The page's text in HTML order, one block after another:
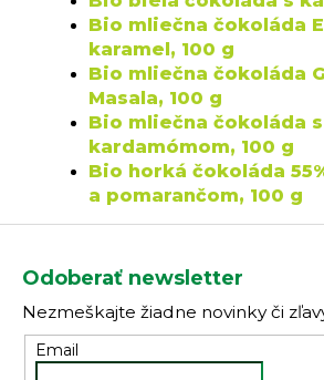
Bio mliečna čokoláda
karamel, 100 g
Bio mliečna čokoláda
Masala, 100 g
Bio mliečna čokoláda s
kardamómom, 100 g
Bio horká čokoláda
a pomarančom, 100 g
Odoberať newsletter
Nezmeškajte žiadne novinky či
Email